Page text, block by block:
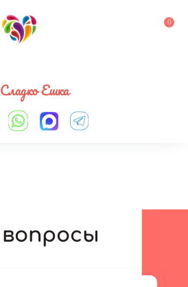
8 927 083 33 05 0
Сладко Ешка